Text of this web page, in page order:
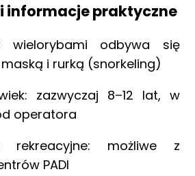
informacje praktyczne
wielorybami odbywa się
maską i rurką (snorkeling)
zazwyczaj 8–12 lat, w
operatora
rekreacyjne: możliwe z
PADI